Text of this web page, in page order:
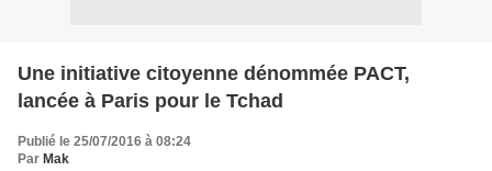
Une initiative citoyenne dénommée PACT,
lancée à Paris pour le Tchad
Publié le 25/07/2016 à 08:24
Par Mak